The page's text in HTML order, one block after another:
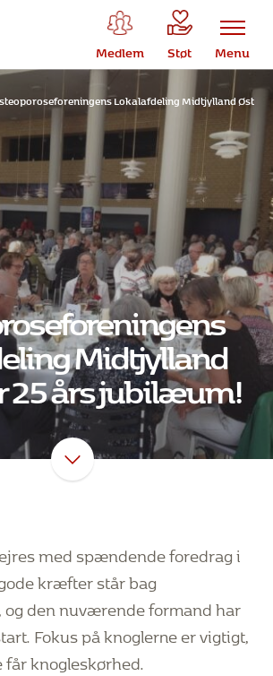
Medlem Støt Menu
Lokalafdeling Midtjylland Øst
Midtjylland
25 års jubilæum!
med spændende foredrag i
kræfter står bag
den nuværende formand har
Fokus på knoglerne er vigtigt,
knogleskørhed.